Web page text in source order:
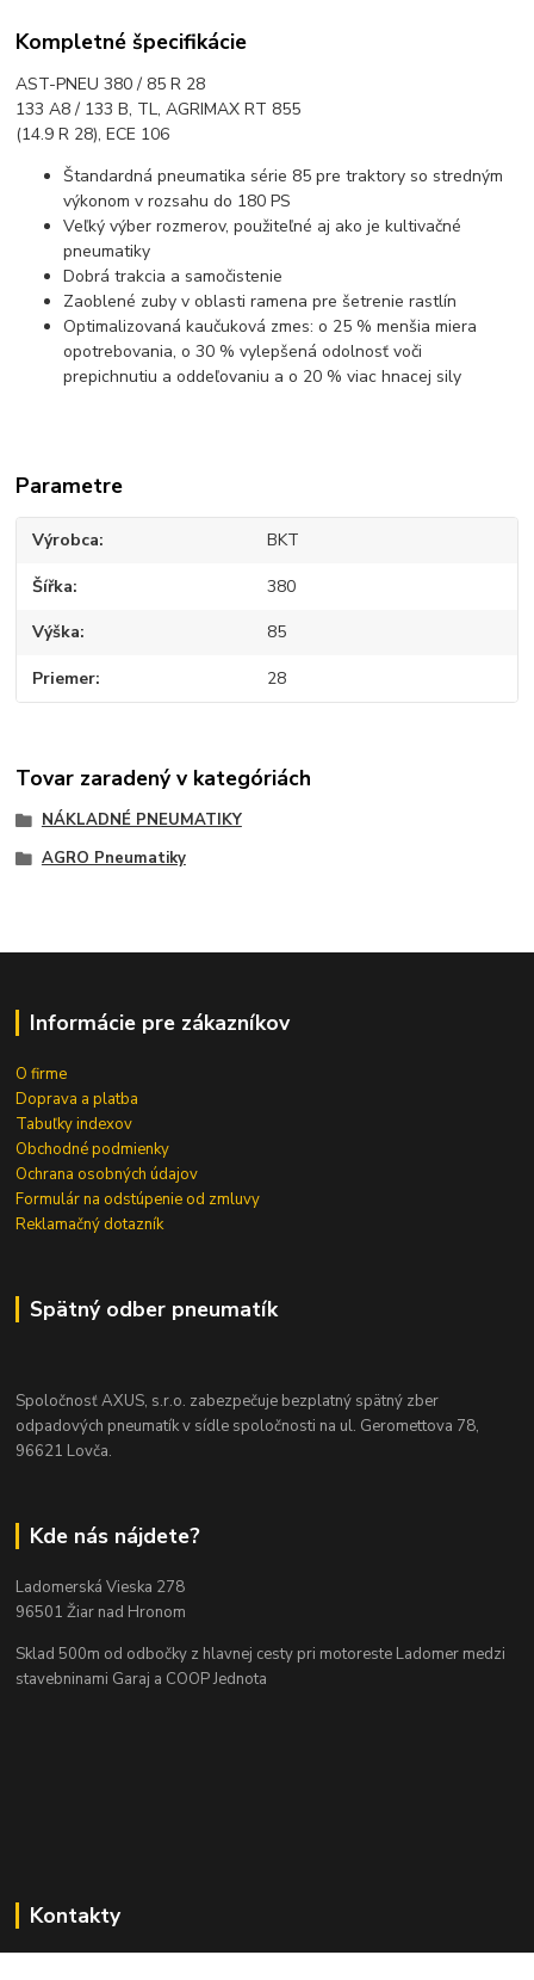
Kompletné špecifikácie
AST-PNEU 380 / 85 R 28
133 A8 / 133 B, TL, AGRIMAX RT 855
(14.9 R 28), ECE 106
Štandardná pneumatika série 85 pre traktory so stredným
výkonom v rozsahu do 180 PS
Veľký výber rozmerov, použiteľné aj ako je kultivačné
pneumatiky
Dobrá trakcia a samočistenie
Zaoblené zuby v oblasti ramena pre šetrenie rastlín
Optimalizovaná kaučuková zmes: o 25 % menšia miera
opotrebovania, o 30 % vylepšená odolnosť voči
prepichnutiu a oddeľovaniu a o 20 % viac hnacej sily
Parametre
Výrobca BKT
Šířka 380
Výška 85
Priemer 28
Tovar zaradený v kategóriách
NÁKLADNÉ PNEUMATIKY
AGRO Pneumatiky
Informácie pre zákazníkov
O firme
Doprava a platba
Tabuľky indexov
Obchodné podmienky
Ochrana osobných údajov
Formulár na odstúpenie od zmluvy
Reklamačný dotazník
Spätný odber pneumatík
Spoločnosť AXUS, s.r.o. zabezpečuje bezplatný spätný zber
odpadových pneumatík v sídle spoločnosti na ul. Geromettova 78,
96621 Lovča.
Kde nás nájdete?
Ladomerská Vieska 278
96501 Žiar nad Hronom
Sklad 500m od odbočky z hlavnej cesty pri motoreste Ladomer medzi
stavebninami Garaj a COOP Jednota
Kontakty